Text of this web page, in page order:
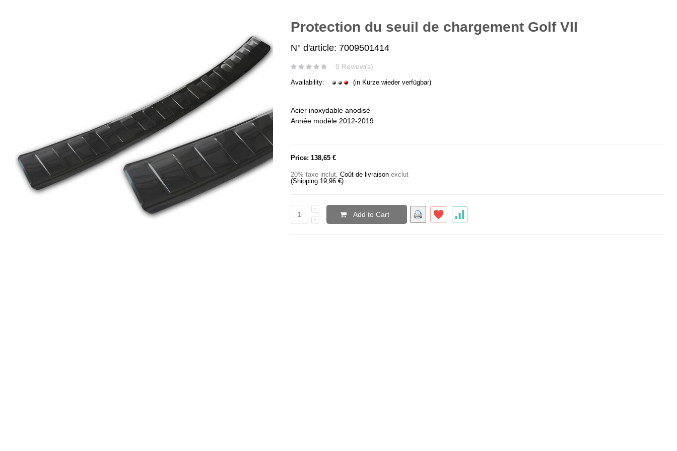
Protection du seuil de chargement Golf VII
N° d'article: 7009501414
0 Review(s)
Availability: (in Kürze wieder verfügbar)
Acier inoxydable anodisé
Année modèle 2012-2019
Price: 138,65 €
20% taxe inclut, Coût de livraisonexclut
(Shipping:19,96 €)
Add to Cart